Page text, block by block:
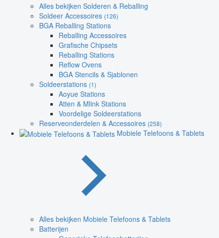
Alles bekijken Solderen & Reballing
Soldeer Accessoires (126)
BGA Reballing Stations
Reballing Accessoires
Grafische Chipsets
Reballing Stations
Reflow Ovens
BGA Stencils & Sjablonen
Soldeerstations (1)
Aoyue Stations
Atten & Mlink Stations
Voordelige Soldeerstations
Reserveonderdelen & Accessoires (258)
Mobiele Telefoons & Tablets
Alles bekijken Mobiele Telefoons & Tablets
Batterijen